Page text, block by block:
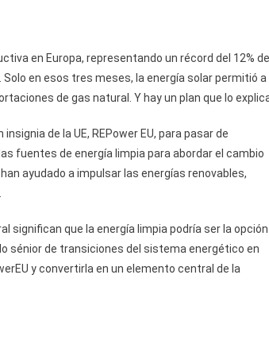
en Europa, representando un récord del 12% de
en esos tres meses, la energía solar permitió a
de gas natural. Y hay un plan que lo
de la UE, REPower EU, para pasar de
fuentes de energía limpia para abordar el cambio
ayudado a impulsar las energías renovables,
que la energía limpia podría ser la opción
sénior de transiciones del sistema energético en
y convertirla en un elemento central de la